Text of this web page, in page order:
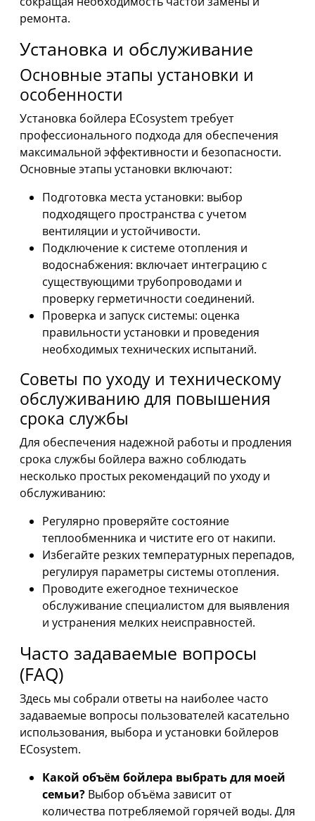
ремонта.
Установка и обслуживание
Основные этапы установки и
особенности
Установка бойлера ECosystem требует
профессионального подхода для обеспечения
максимальной эффективности и безопасности.
Основные этапы установки включают:
Подготовка места установки: выбор
подходящего пространства с учетом
вентиляции и устойчивости.
Подключение к системе отопления и
водоснабжения: включает интеграцию с
существующими трубопроводами и
проверку герметичности соединений.
Проверка и запуск системы: оценка
правильности установки и проведения
необходимых технических испытаний.
Советы по уходу и техническому
обслуживанию для повышения
срока службы
Для обеспечения надежной работы и продления
срока службы бойлера важно соблюдать
несколько простых рекомендаций по уходу и
обслуживанию:
Регулярно проверяйте состояние
теплообменника и чистите его от накипи.
Избегайте резких температурных перепадов,
регулируя параметры системы отопления.
Проводите ежегодное техническое
обслуживание специалистом для выявления
и устранения мелких неисправностей.
Часто задаваемые вопросы
(FAQ)
Здесь мы собрали ответы на наиболее часто
задаваемые вопросы пользователей касательно
использования, выбора и установки бойлеров
ECosystem.
Какой объём бойлера выбрать для моей
семьи? Выбор объёма зависит от
количества потребляемой горячей воды. Для